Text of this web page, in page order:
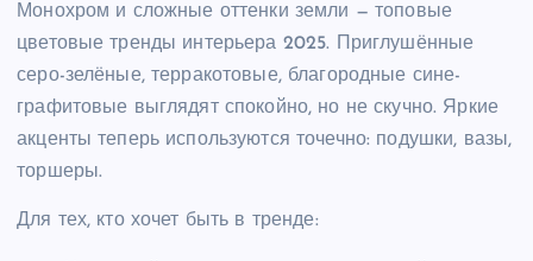
Монохром и сложные оттенки земли — топовые
цветовые тренды интерьера 2025. Приглушённые
серо-зелёные, терракотовые, благородные сине-
графитовые выглядят спокойно, но не скучно. Яркие
акценты теперь используются точечно: подушки, вазы,
торшеры.
Для тех, кто хочет быть в тренде: